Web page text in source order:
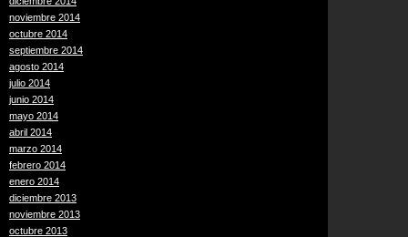
noviembre 2014
octubre 2014
septiembre 2014
agosto 2014
julio 2014
junio 2014
mayo 2014
abril 2014
marzo 2014
febrero 2014
enero 2014
diciembre 2013
noviembre 2013
octubre 2013